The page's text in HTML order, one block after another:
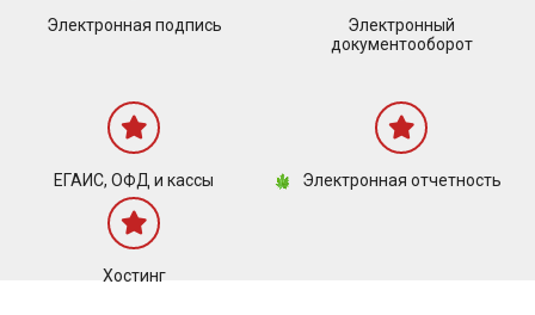
Электронная подпись
Электронный
документооборот
ЕГАИС, ОФД и кассы Электронная отчетность
Хостинг